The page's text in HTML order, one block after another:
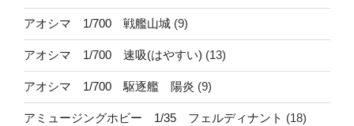
アオシマ 1/700 戦艦山城 (9)
アオシマ 1/700 速吸(はやすい) (13)
アオシマ 1/700 駆逐艦 陽炎 (9)
アミュージングホビー 1/35 フェルディナント (18)